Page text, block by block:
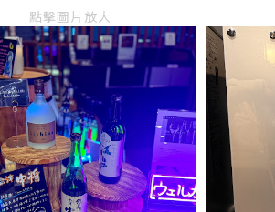
點擊圖片放大